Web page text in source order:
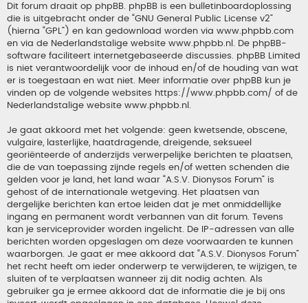
Dit forum draait op phpBB. phpBB is een bulletinboardoplossing
die is uitgebracht onder de “GNU General Public License v2”
(hierna “GPL”) en kan gedownload worden via www.phpbb.com
en via de Nederlandstalige website www.phpbb.nl . De phpBB-
software faciliteert internetgebaseerde discussies. phpBB Limited
is niet verantwoordelijk voor de inhoud en/of de houding van wat
er is toegestaan en wat niet. Meer informatie over phpBB kun je
vinden op de volgende websites https://www.phpbb.com/ of de
Nederlandstalige website www.phpbb.nl
Je gaat akkoord met het volgende: geen kwetsende, obscene,
vulgaire, lasterlijke, haatdragende, dreigende, seksueel
georiënteerde of anderzijds verwerpelijke berichten te plaatsen,
die de van toepassing zijnde regels en/of wetten schenden die
gelden voor je land, het land waar “A.S.V. Dionysos Forum” is
gehost of de internationale wetgeving. Het plaatsen van
dergelijke berichten kan ertoe leiden dat je met onmiddellijke
ingang en permanent wordt verbannen van dit forum. Tevens
kan je serviceprovider worden ingelicht. De IP-adressen van alle
berichten worden opgeslagen om deze voorwaarden te kunnen
waarborgen. Je gaat er mee akkoord dat “A.S.V. Dionysos Forum”
het recht heeft om ieder onderwerp te verwijderen, te wijzigen, te
sluiten of te verplaatsen wanneer zij dit nodig achten. Als
gebruiker ga je ermee akkoord dat de informatie die je bij ons